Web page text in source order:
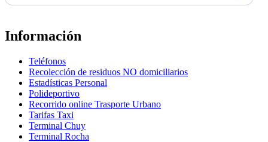
Información
Teléfonos
Recolección de residuos NO domiciliarios
Estadísticas Personal
Polideportivo
Recorrido online Trasporte Urbano
Tarifas Taxi
Terminal Chuy
Terminal Rocha